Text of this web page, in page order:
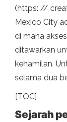
(https: //
Mexico City
di mana
ditawarkan
kehamilan.
selama dua
[TOC]
Sejarah